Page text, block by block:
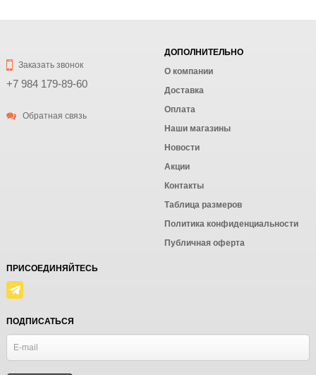
Заказать звонок
+7 984 179-89-60
Обратная связь
ДОПОЛНИТЕЛЬНО
О компании
Доставка
Оплата
Наши магазины
Новости
Акции
Контакты
Таблица размеров
Политика конфиденциальности
Публичная оферта
ПРИСОЕДИНЯЙТЕСЬ
ПОДПИСАТЬСЯ